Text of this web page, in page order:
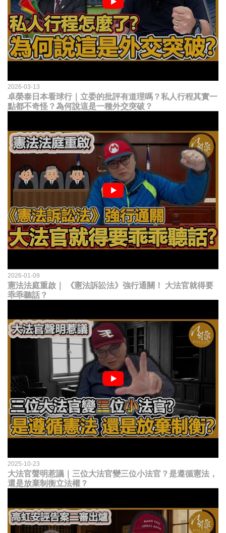
2026-03-13
卓榮泰日本看球行｜立委的批評有道理嗎？私人行程其實一
點都不奇怪？為何說這是一種外交突破？
2026-01-09
憲法法庭重啟｜ 《憲法訴訟法》強行通關！ 大法官就得要
乖乖聽話？
2025-10-23
大法官聲明惹議｜三位大法官變三位小法官？是遵循憲法，
還是放棄制衡立法權？